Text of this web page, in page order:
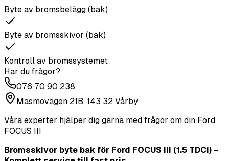
Byte av bromsbelägg (bak)
Byte av bromsskivor (bak)
Kontroll av bromssystemet
Har du frågor?
076 70 90 238
Masmovägen 21B, 143 32 Vårby
Våra experter hjälper dig gärna med frågor om din Ford
FOCUS III
Bromsskivor byte bak för Ford FOCUS III (1.5 TDCi) –